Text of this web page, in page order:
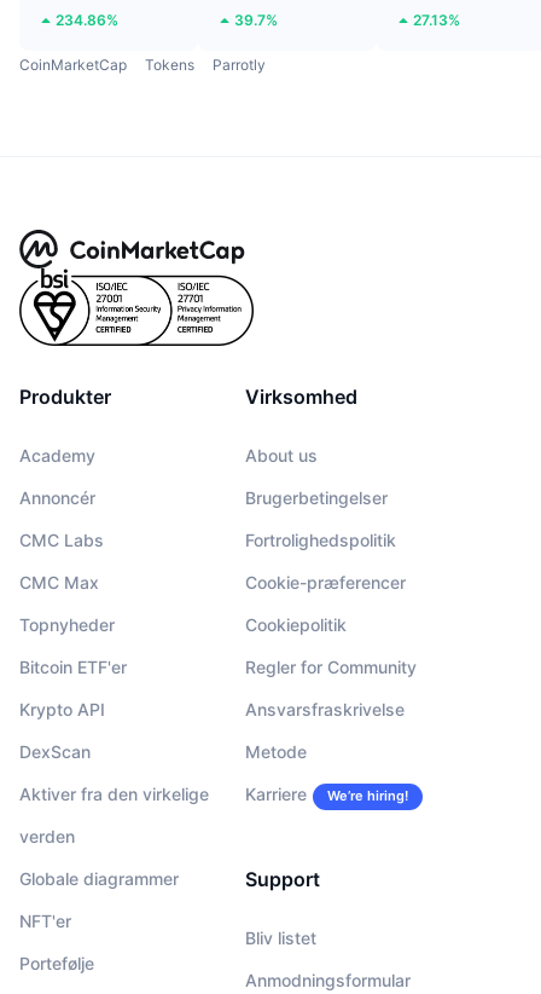
234.86% 39.7% 27.13%
CoinMarketCap Tokens Parrotly
Produkter
Academy
Annoncér
CMC Labs
CMC Max
Topnyheder
Bitcoin ETF'er
Krypto API
DexScan
Aktiver fra den virkelige
verden
Globale diagrammer
NFT'er
Portefølje
Virksomhed
About us
Brugerbetingelser
Fortrolighedspolitik
Cookie-præferencer
Cookiepolitik
Regler for Community
Ansvarsfraskrivelse
Metode
Karriere We’re hiring!
Support
Bliv listet
Anmodningsformular